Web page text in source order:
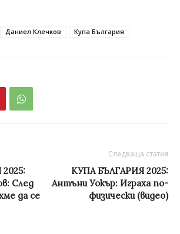
Даниел Клечков Купа България
След
да се
Следваща статия
КУПА БЪЛГАРИЯ 2025:
Антъни Уокър: Играха по-
физически (видео)